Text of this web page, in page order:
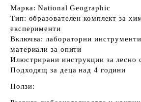
Марка:National Geographic
Тип: образователен комплект за
експерименти
Включва: лабораторни
материали за опити
Илюстрирани инструкции за лесно
Подходящ за деца над 4 години
Ползи: